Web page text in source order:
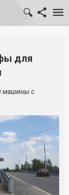
для
машины с